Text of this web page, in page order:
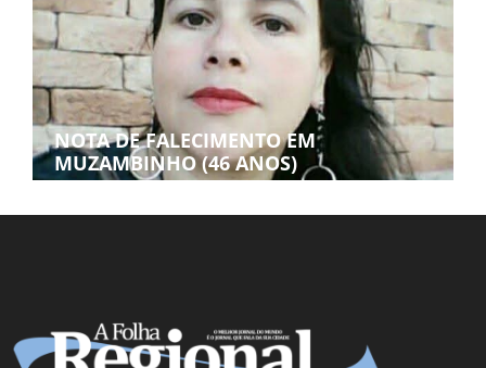
NOTA DE FALECIMENTO EM
MUZAMBINHO (46 ANOS)